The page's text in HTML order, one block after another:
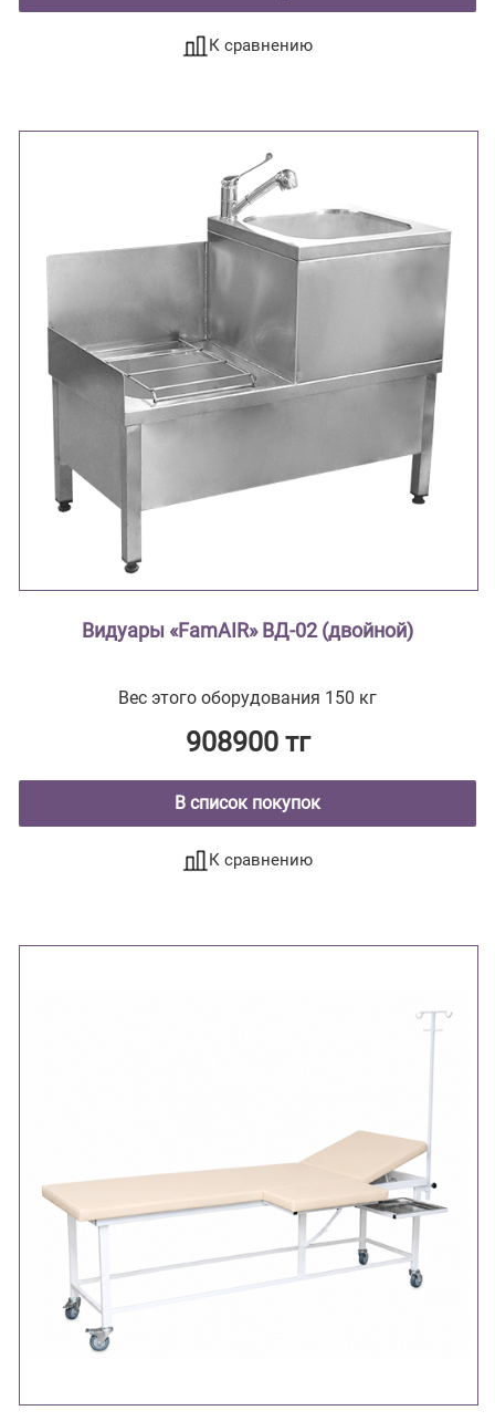
К сравнению
Видуары «FamAIR» ВД-02 (двойной)
Вес этого оборудования 150 кг
908900 тг
В список покупок
К сравнению